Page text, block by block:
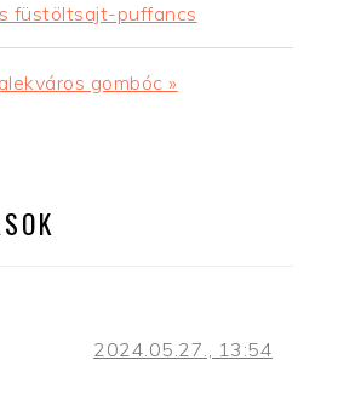
füstöltsajt-puffancs
gombóc »
2024.05.27., 13:54